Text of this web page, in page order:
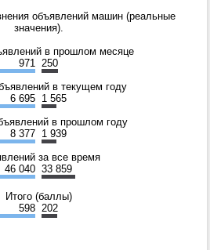
объявлений машин (реальные
значения).
в прошлом месяце
971
250
в текущем году
6 695 1 565
в прошлом году
8 377 1 939
за все время
46 040 33 859
Итого (баллы)
598 202